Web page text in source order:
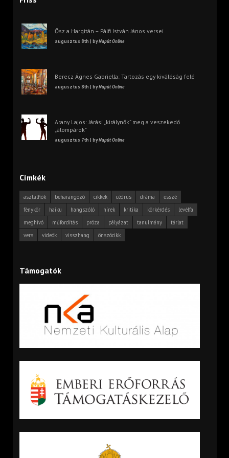
Ősz a Hargitán – Pálfi István János versei
augusztus 8th | byNapút Online
Berecz Ágnes Gabriella: Tartozás egy kiválóság felé
augusztus 8th | byNapút Online
Arany Lajos: Járási „királynők” meg a veszekedő
„álompárok”
augusztus 7th | byNapút Online
Címkék
asztalfiók beharangozó cikkek cédrus dráma
esszé
fénykör
haiku hangszóló hírek kritika körkérdés
levélfa
meghívó
műfordítás próza pályázat tanulmány
tárlat
vers
videók visszhang önszócikk
Támogatók